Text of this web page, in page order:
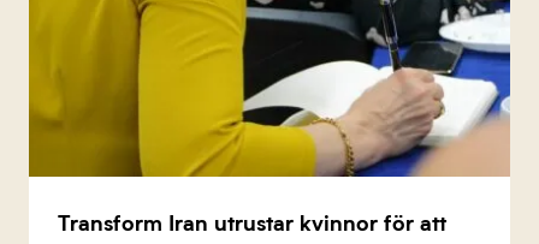
Transform Iran utrustar kvinnor för att